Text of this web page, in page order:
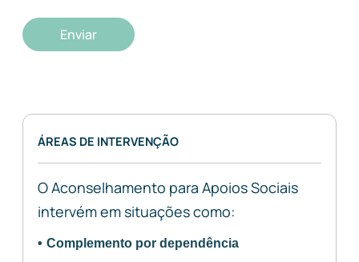
Enviar
ÁREAS DE INTERVENÇÃO
O Aconselhamento para Apoios Sociais
intervém em situações como:
Complemento por dependência